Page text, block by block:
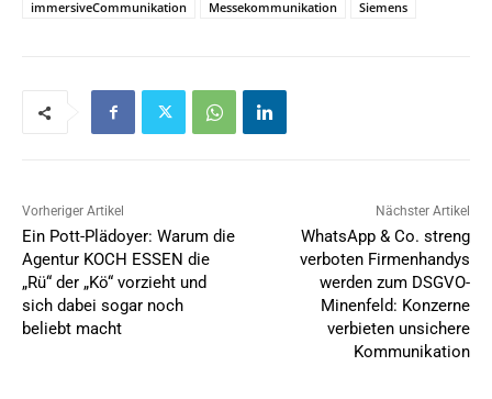
immersiveCommunikation Messekommunikation Siemens
Vorheriger Artikel
Ein Pott-Plädoyer: Warum die
Agentur KOCH ESSEN die
„Rü“ der „Kö“ vorzieht und
sich dabei sogar noch
beliebt macht
Nächster Artikel
WhatsApp & Co. streng
verboten Firmenhandys
werden zum DSGVO-
Minenfeld: Konzerne
verbieten unsichere
Kommunikation